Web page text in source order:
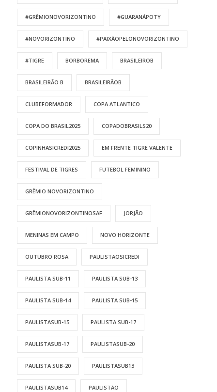
#GRÊMIONOVORIZONTINO #GUARANÁPOTY
#NOVORIZONTINO #PAIXÃOPELONOVORIZONTINO
#TIGRE BORBOREMA BRASILEIROB
BRASILEIRÃO B BRASILEIRÃOB
CLUBEFORMADOR COPA ATLANTICO
COPA DO BRASIL2025 COPADOBRASILS20
COPINHASICREDI2025 EM FRENTE TIGRE VALENTE
FESTIVAL DE TIGRES FUTEBOL FEMININO
GRÊMIO NOVORIZONTINO
GRÊMIONOVORIZONTINOSAF JORJÃO
MENINAS EM CAMPO NOVO HORIZONTE
OUTUBRO ROSA PAULISTAOSICREDI
PAULISTA SUB-11 PAULISTA SUB-13
PAULISTA SUB-14 PAULISTA SUB-15
PAULISTASUB-15 PAULISTA SUB-17
PAULISTASUB-17 PAULISTASUB-20
PAULISTA SUB-20 PAULISTASUB13
PAULISTASUB14 PAULISTÃO